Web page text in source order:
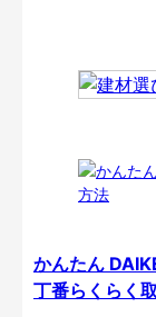
かんたん
丁番らくらく